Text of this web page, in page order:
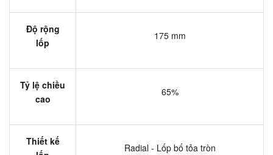
Độ rộng
lốp
175 mm
Tỷ lệ chiều
cao
65%
Thiết kế
Radial - Lốp bố tỏa tròn